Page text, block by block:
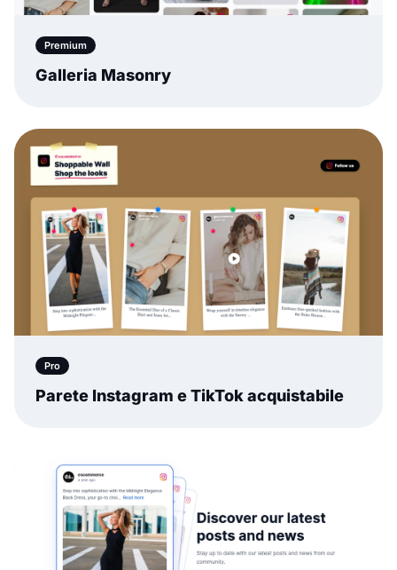
Premium
Galleria Masonry
Pro
Parete Instagram e TikTok acquistabile